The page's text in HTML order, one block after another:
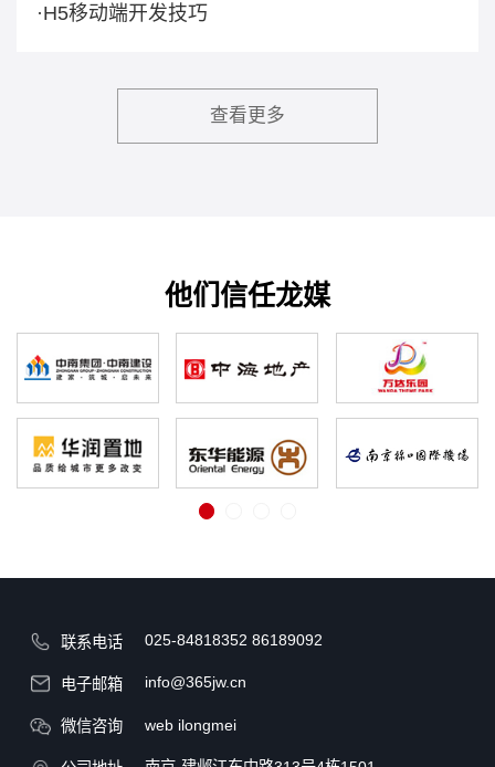
·H5移动端开发技巧
查看更多
他们信任龙媒
联系电话 025-84818352 86189092
电子邮箱 info@365jw.cn
微信咨询 web ilongmei